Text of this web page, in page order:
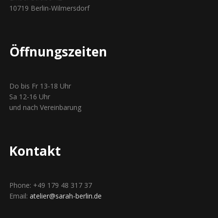
10719 Berlin-Wilmersdorf
Öffnungszeiten
Do bis Fr 13-18 Uhr
Sa 12-16 Uhr
und nach Vereinbarung
Kontakt
Phone: +49 179 48 317 37
Email: atelier@sarah-berlin.de